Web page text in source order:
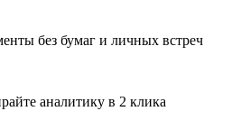
без бумаг и личных встреч
аналитику в 2 клика